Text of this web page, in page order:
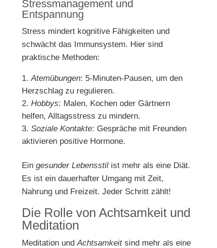
Stressmanagement und
Entspannung
Stress mindert kognitive Fähigkeiten und
schwächt das Immunsystem. Hier sind
praktische Methoden:
Atemübungen: 5-Minuten-Pausen, um den
Herzschlag zu regulieren.
Hobbys: Malen, Kochen oder Gärtnern
helfen, Alltagsstress zu mindern.
Soziale Kontakte: Gespräche mit Freunden
aktivieren positive Hormone.
Ein gesunder Lebensstilist mehr als eine Diät.
Es ist ein dauerhafter Umgang mit Zeit,
Nahrung und Freizeit. Jeder Schritt zählt!
Die Rolle von Achtsamkeit und
Meditation
Meditation und Achtsamkeitsind mehr als eine